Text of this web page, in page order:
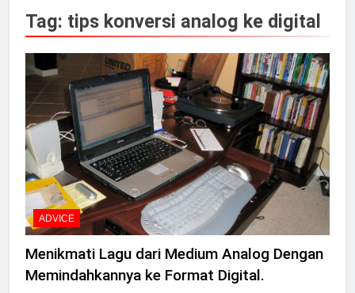
Tag: tips konversi analog ke digital
ADVICE
Menikmati Lagu dari Medium Analog Dengan
Memindahkannya ke Format Digital.